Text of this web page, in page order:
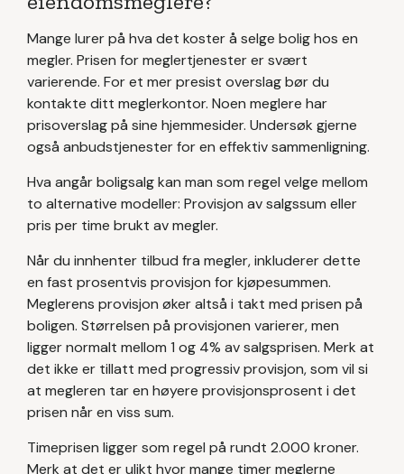
Mange lurer på hva det koster å selge bolig hos en
megler. Prisen for meglertjenester er svært
varierende. For et mer presist overslag bør du
kontakte ditt meglerkontor. Noen meglere har
prisoverslag på sine hjemmesider. Undersøk gjerne
også anbudstjenester for en effektiv sammenligning.
Hva angår boligsalg kan man som regel velge mellom
to alternative modeller: Provisjon av salgssum eller
pris per time brukt av megler.
Når du innhenter tilbud fra megler, inkluderer dette
en fast prosentvis provisjon for kjøpesummen.
Meglerens provisjon øker altså i takt med prisen på
boligen. Størrelsen på provisjonen varierer, men
ligger normalt mellom 1 og 4% av salgsprisen. Merk at
det ikke er tillatt med progressiv provisjon, som vil si
at megleren tar en høyere provisjonsprosent i det
prisen når en viss sum.
Timeprisen ligger som regel på rundt 2.000 kroner.
Merk at det er ulikt hvor mange timer meglerne